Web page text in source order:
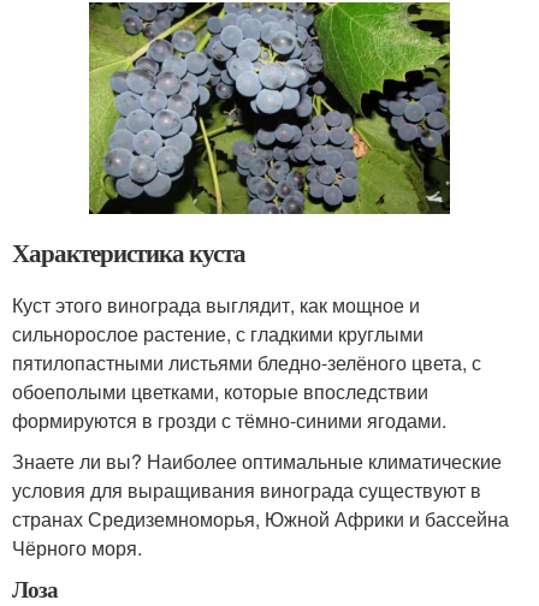
Характеристика куста
Куст этого винограда выглядит, как мощное и
сильнорослое растение, с гладкими круглыми
пятилопастными листьями бледно-зелёного цвета, с
обоеполыми цветками, которые впоследствии
формируются в грозди с тёмно-синими ягодами.
Знаете ли вы? Наиболее оптимальные климатические
условия для выращивания винограда существуют в
странах Средиземноморья, Южной Африки и бассейна
Чёрного моря.
Лоза